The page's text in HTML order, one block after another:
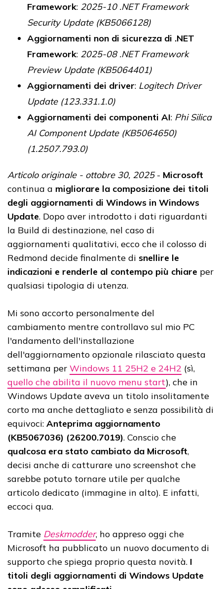
Framework: 2025-10 .NET Framework
Security Update (KB5066128)
Aggiornamenti non di sicurezza di .NET
Framework: 2025-08 .NET Framework
Preview Update (KB5064401)
Aggiornamenti dei driver: Logitech Driver
Update (123.331.1.0)
Aggiornamenti dei componenti AI: Phi Silica
AI Component Update (KB5064650)
(1.2507.793.0)
Articolo originale - ottobre 30, 2025- Microsoft
continua a migliorare la composizione dei titoli
degli aggiornamenti di Windows in Windows
Update. Dopo aver introdotto i dati riguardanti
la Build di destinazione, nel caso di
aggiornamenti qualitativi, ecco che il colosso di
Redmond decide finalmente di snellire le
indicazioni e renderle al contempo più chiare per
qualsiasi tipologia di utenza.
Mi sono accorto personalmente del
cambiamento mentre controllavo sul mio PC
l'andamento dell'installazione
dell'aggiornamento opzionale rilasciato questa
settimana per Windows 11 25H2 e 24H2 (sì,
quello che abilita il nuovo menu start), che in
Windows Update aveva un titolo insolitamente
corto ma anche dettagliato e senza possibilità di
equivoci: Anteprima aggiornamento
(KB5067036) (26200.7019). Conscio che
qualcosa era stato cambiato da Microsoft,
decisi anche di catturare uno screenshot che
sarebbe potuto tornare utile per qualche
articolo dedicato (immagine in alto). E infatti,
eccoci qua.
Tramite Deskmodder, ho appreso oggi che
Microsoft ha pubblicato un nuovo documento di
supporto che spiega proprio questa novità. I
titoli degli aggiornamenti di Windows Update